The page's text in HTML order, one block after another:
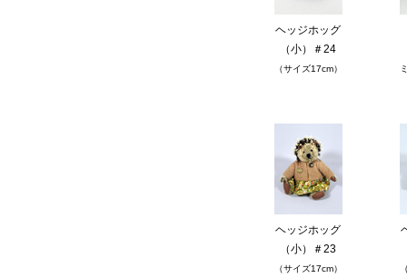
ヘッジホッグ
（小）＃24
（サイズ17cm）
ヘッジホッグ
（小）＃23
（サイズ17cm）